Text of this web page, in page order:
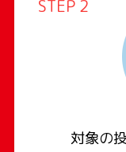
STEP 2
対象の